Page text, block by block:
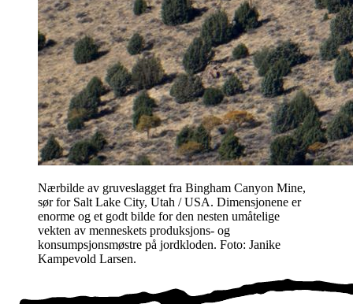
Nærbilde av gruveslagget fra Bingham Canyon Mine,
sør for Salt Lake City, Utah / USA. Dimensjonene er
enorme og et godt bilde for den nesten umåtelige
vekten av menneskets produksjons- og
konsumpsjonsmøstre på jordkloden. Foto: Janike
Kampevold Larsen.